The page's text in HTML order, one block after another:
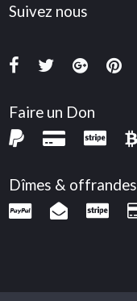
Suivez nous
Faire un Don
Dîmes & offrandes